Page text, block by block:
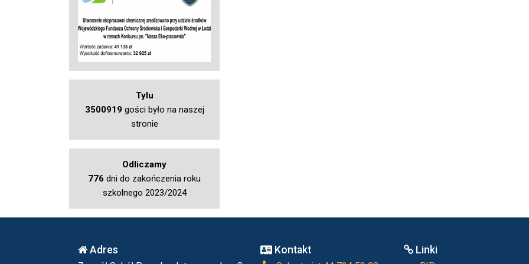
Tylu
3500919 gości było na naszej
stronie
Odliczamy
776 dni do zakończenia roku
szkolnego 2023/2024
Adres Kontakt Linki